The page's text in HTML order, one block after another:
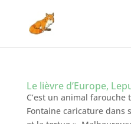
Le lièvre d’Europe,
C’est un animal farouche
Fontaine caricature dans